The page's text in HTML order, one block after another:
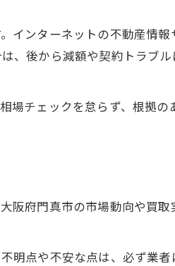
インターネットの不動産情
、後から減額や契約トラブ
場チェックを怠らず、根拠
阪府門真市の市場動向や買
明点や不安な点は、必ず業